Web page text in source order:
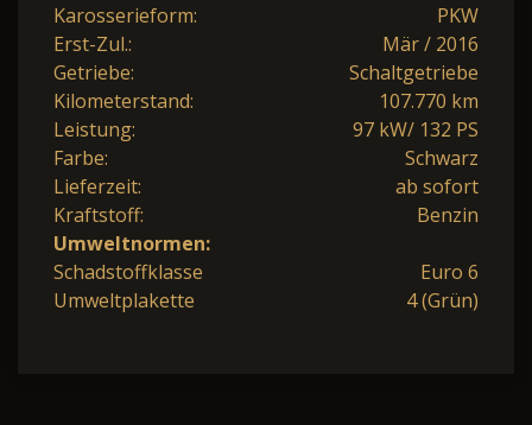
Karosserieform:
PKW
Erst-Zul.:
Mär / 2016
Getriebe:
Schaltgetriebe
Kilometerstand:
107.770 km
Leistung:
97 kW/ 132 PS
Farbe:
Schwarz
Lieferzeit:
ab sofort
Kraftstoff:
Benzin
Umweltnormen:
Schadstoffklasse
Euro 6
Umweltplakette
4 (Grün)